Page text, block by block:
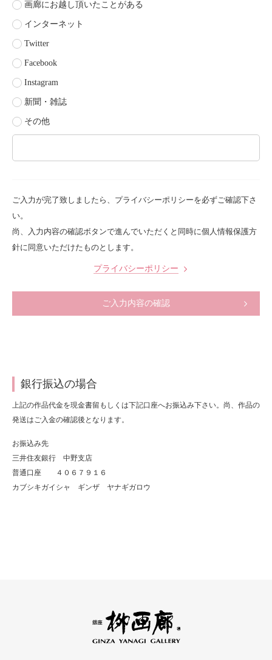
画廊にお越し頂いたことがある
インターネット
Twitter
Facebook
Instagram
新聞・雑誌
その他
ご入力が完了致しましたら、プライバシーポリシーを必ずご確認下さ
い。
尚、入力内容の確認ボタンで進んでいただくと同時に個人情報保護方
針に同意いただけたものとします。
プライバシーポリシー
ご入力内容の確認
銀行振込の場合
上記の作品代金を現金書留もしくは下記口座へお振込み下さい。尚、作品の
発送はご入金の確認後となります。
お振込み先
三井住友銀行 中野支店
普通口座 ４０６７９１６
カブシキガイシャ ギンザ ヤナギガロウ